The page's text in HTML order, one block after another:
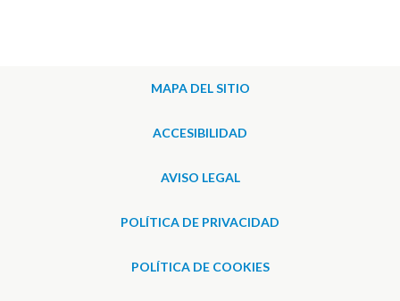
MAPA DEL SITIO
ACCESIBILIDAD
AVISO LEGAL
POLÍTICA DE PRIVACIDAD
POLÍTICA DE COOKIES